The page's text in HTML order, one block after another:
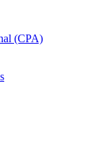
(CPA)